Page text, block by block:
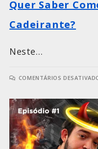
Quer Saber
Cadeirante?
Neste…
COMENTÁRIOS